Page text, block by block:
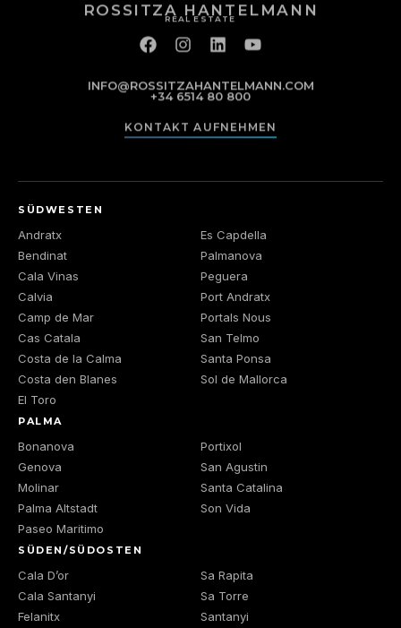
ROSSITZA HANTELMANN
REAL ESTATE
INFO@ROSSITZAHANTELMANN.COM
+34 6514 80 800
KONTAKT AUFNEHMEN
SÜDWESTEN
Andratx
Bendinat
Cala Vinas
Calvia
Camp de Mar
Cas Catala
Costa de la Calma
Costa den Blanes
El Toro
Es Capdella
Palmanova
Peguera
Port Andratx
Portals Nous
San Telmo
Santa Ponsa
Sol de Mallorca
PALMA
Bonanova
Genova
Molinar
Palma Altstadt
Paseo Maritimo
Portixol
San Agustin
Santa Catalina
Son Vida
SÜDEN/SÜDOSTEN
Cala D’or
Cala Santanyi
Felanitx
Sa Rapita
Sa Torre
Santanyi